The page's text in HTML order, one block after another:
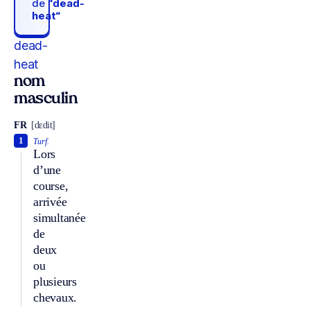
de “dead-
heat“
dead-
heat
nom
masculin
FR [dɛdit]
Turf.
Lors
d’une
course,
arrivée
simultanée
de
deux
ou
plusieurs
chevaux.
1